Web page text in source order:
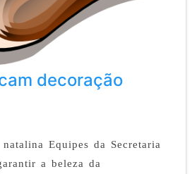
decoração
Equipes da Secretaria
a beleza da